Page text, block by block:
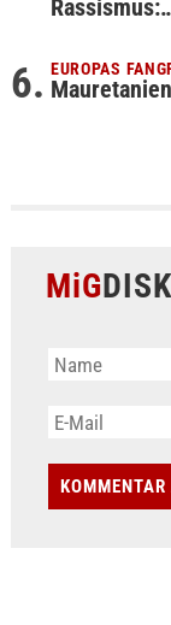
EUROPAS
MiG